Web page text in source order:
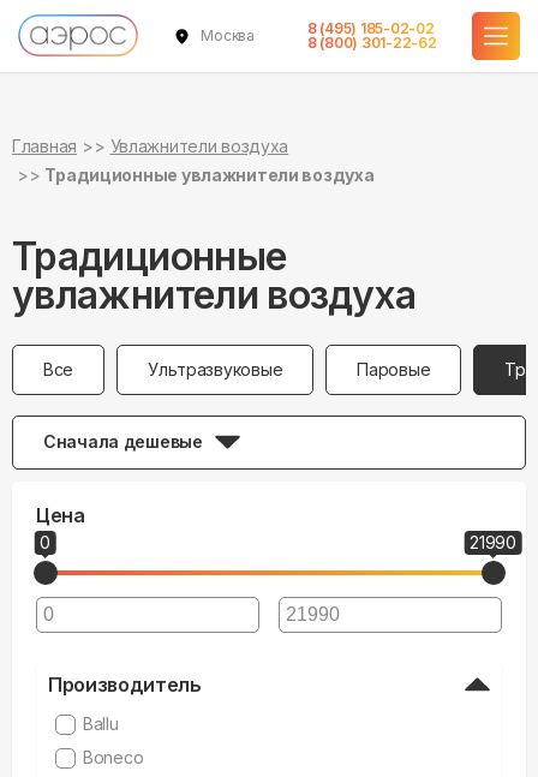
Москва
8 (495) 185-02-02
8 (800) 301-22-62
Главная
Увлажнители воздуха
Традиционные увлажнители воздуха
Традиционные
увлажнители воздуха
Все Ультразвуковые Паровые
Сначала дешевые
Цена
0 21990
Производитель
Ballu
Boneco